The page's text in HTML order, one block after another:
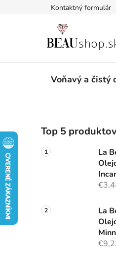
Kontaktný formulár
Voňavý a čistý
o
č
n
n
Top 5 produktov
La
La